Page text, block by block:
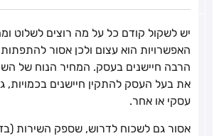
יש לשקול קודם כל על מה רוצים לשלוט
האפשרויות הוא עצום ולכן אסור
הרבה חיישנים בעסק. המחיר הנוח של
את בעל העסק להתקין חיישנים בכמויות,
עסקי או אחר.